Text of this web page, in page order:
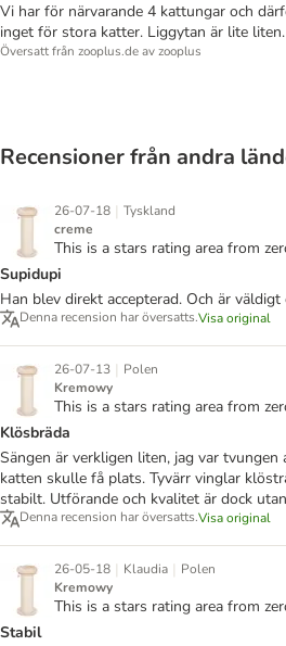
Vi har för närvarande 4 kattungar och
inget för stora katter. Liggytan är lite liten.
Översatt från zooplus.de av zooplus
Recensioner från andra
26-07-18 | Tyskland
creme
This is a stars rating area from
Supidupi
Han blev direkt accepterad. Och är
Denna recension har översatts.Visa original
26-07-13 | Polen
Kremowy
This is a stars rating area from
Klösbräda
Sängen är verkligen liten, jag var
katten skulle få plats. Tyvärr vinglar
stabilt. Utförande och kvalitet är dock
Denna recension har översatts.Visa original
26-05-18 | Klaudia | Polen
Kremowy
This is a stars rating area from
Stabil